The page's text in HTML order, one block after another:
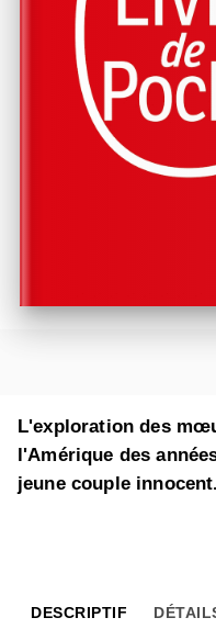
L'exploration des
l'Amérique des
jeune couple innocent.
DESCRIPTIF